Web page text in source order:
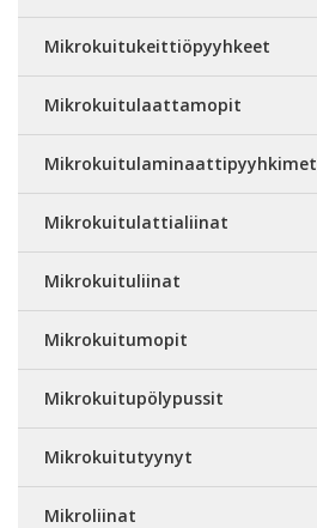
Mikrokuitukeittiöpyyhkeet
Mikrokuitulaattamopit
Mikrokuitulaminaattipyyhkimet
Mikrokuitulattialiinat
Mikrokuituliinat
Mikrokuitumopit
Mikrokuitupölypussit
Mikrokuitutyynyt
Mikroliinat